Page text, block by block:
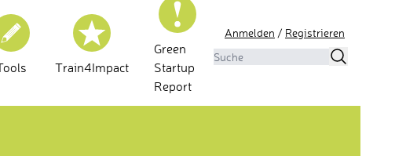
Train4Impact
Green
Startup
Report
Anmelden / Registrieren